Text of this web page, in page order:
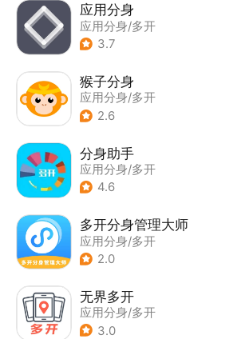
应用分身
应用分身/多开
3.7
猴子分身
应用分身/多开
2.6
分身助手
应用分身/多开
4.6
多开分身管理大师
应用分身/多开
2.0
无界多开
应用分身/多开
3.0